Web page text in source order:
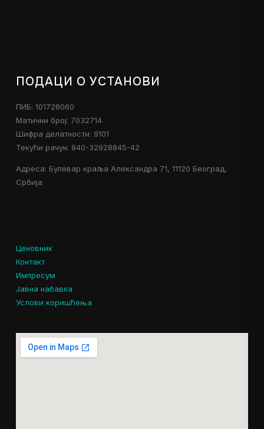
ПОДАЦИ О УСТАНОВИ
ПИБ: 101728060
Матични број: 7032714
Шифра делатности: 9101
Текући рачун: 840-32928845-42
Адреса: Булевар краља Александра 71, 11120 Београд,
Србија
Ценовник
Контакт
Импресум
Јавна набавка
Услови коришћења